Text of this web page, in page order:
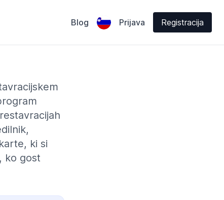
Blog Prijava Registracija
ki si
ko gost